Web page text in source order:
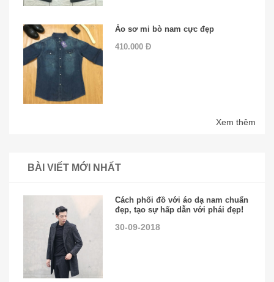
Áo sơ mi bò nam cực đẹp
410.000 Đ
Xem thêm
BÀI VIẾT MỚI NHẤT
Cách phối đồ với áo dạ nam chuẩn
đẹp, tạo sự hấp dẫn với phái đẹp!
30-09-2018